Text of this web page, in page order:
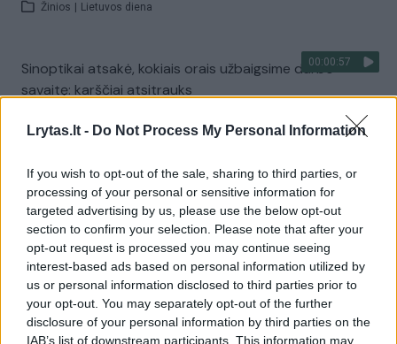
Lrytas.lt - Do Not Process My Personal Information
If you wish to opt-out of the sale, sharing to third parties, or
processing of your personal or sensitive information for
targeted advertising by us, please use the below opt-out
section to confirm your selection. Please note that after your
opt-out request is processed you may continue seeing
interest-based ads based on personal information utilized by
us or personal information disclosed to third parties prior to
your opt-out. You may separately opt-out of the further
disclosure of your personal information by third parties on the
IAB’s list of downstream participants. This information may
Žinios Lietuvos diena
00:00:57
Sinoptikai atsakė, kokiais orais užbaigsime darbo
savaitę: karščiai atsitrauks
Visi įrašai
Žiūrimiausi įrašai
00:00:30
Vaizdai iš tragiškos avarijos Vilniaus r.: dviejų moterų ir